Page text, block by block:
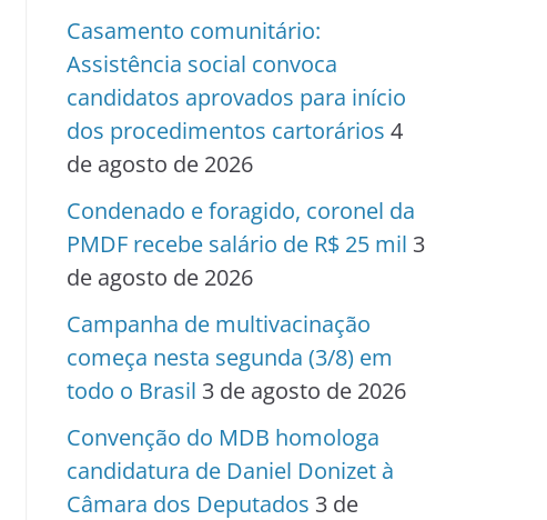
Casamento comunitário:
Assistência social convoca
candidatos aprovados para início
dos procedimentos cartorários 4
de agosto de 2026
Condenado e foragido, coronel da
PMDF recebe salário de R$ 25 mil 3
de agosto de 2026
Campanha de multivacinação
começa nesta segunda (3/8) em
todo o Brasil 3 de agosto de 2026
Convenção do MDB homologa
candidatura de Daniel Donizet à
Câmara dos Deputados 3 de